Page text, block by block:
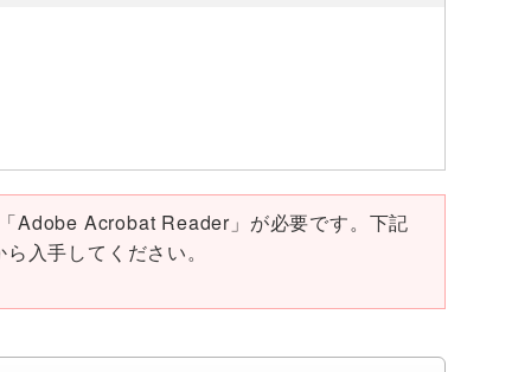
Adobe Acrobat Reader」が必要です。下記
入手してください。